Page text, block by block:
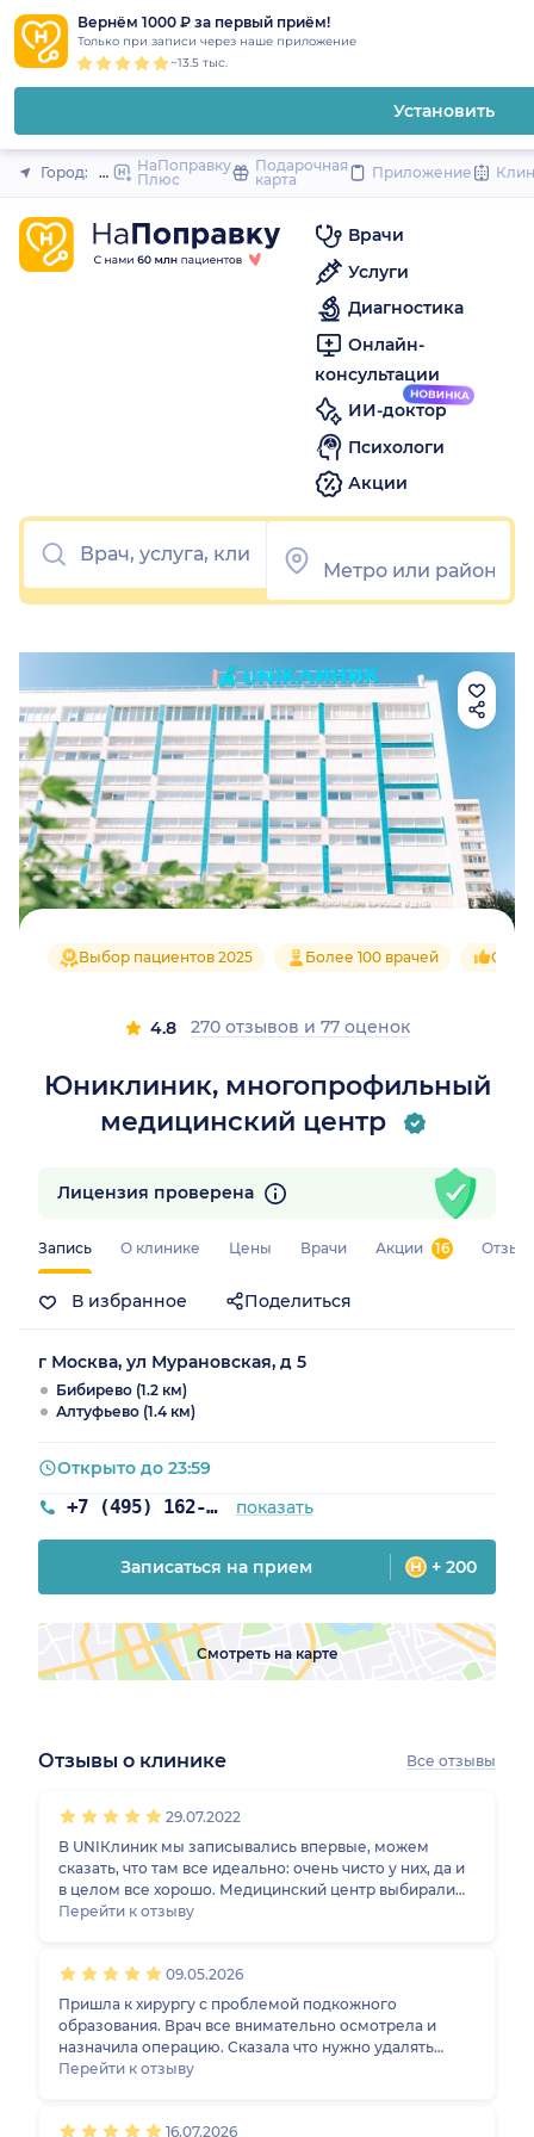
Вернём 1000 ₽ за первый приём!
Только при записи через наше приложение
~13.5 тыс.
Установить
Закрыть
Город: МоскваНаПоправку
Плюс
Подарочная
карта
Приложение
Врачи
Услуги
Диагностика
Онлайн-
консультации
ИИ-доктор
Психологи
Акции
Юниклиник, многопрофильный
медицинский центр
Выбор пациентов 2025 Более 100 врачей
4.8 270 отзывов и 77 оценок
Запись О клинике Цены Врачи Акции 16
В избранное Поделиться
Лицензия проверена
г Москва, ул Мурановская, д 5
Бибирево (1.2 км)
Алтуфьево (1.4 км)
+7 (495) 162-95-13 показать
Открыто до 23:59
Записаться на прием + 200
Смотреть на карте
Отзывы о клинике Все отзывы
29.07.2022
В UNIКлиник мы записывались впервые, можем
сказать, что там все идеально: очень чисто у них, да и
в целом все хорошо. Медицинский центр выбирали
по местоположению, было важно, чтобы он
вопрос, с которым он обращался. После осмотра
доктор назначила лечение, оно оказалось
эффективным. В связи с этим можно сделать вывод,
что Нина Борисовна - хороший доктор.
Перейти к отзыву
09.05.2026
Пришла к хирургу с проблемой подкожного
образования. Врач все внимательно осмотрела и
назначила операцию. Сказала что нужно удалять
иссекать а не гной(как я думала). На спине была
это фиброма. Врач за 15 минут вколола местную
Перейти к отзыву
16.07.2026